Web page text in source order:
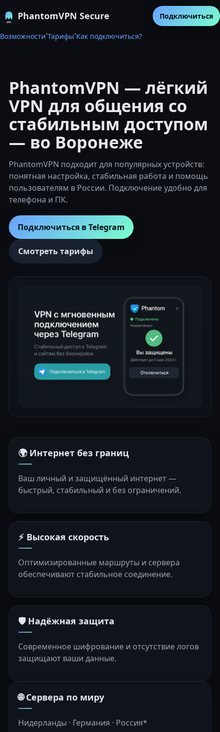
PhantomVPN Secure
Возможности·Тарифы·Как подключиться?
Подключиться
PhantomVPN — лёгкий
VPN для общения со
стабильным доступом
— во Воронеже
PhantomVPN подходит для популярных устройств:
понятная настройка, стабильная работа и помощь
пользователям в России. Подключение удобно для
телефона и ПК.
Подключиться в Telegram
Смотреть тарифы
🌍 Интернет без границ
Ваш личный и защищённый интернет —
быстрый, стабильный и без ограничений.
⚡ Высокая скорость
Оптимизированные маршруты и сервера
обеспечивают стабильное соединение.
🛡️ Надёжная защита
Современное шифрование и отсутствие логов
защищают ваши данные.
🌐 Сервера по миру
Нидерланды · Германия · Россия*